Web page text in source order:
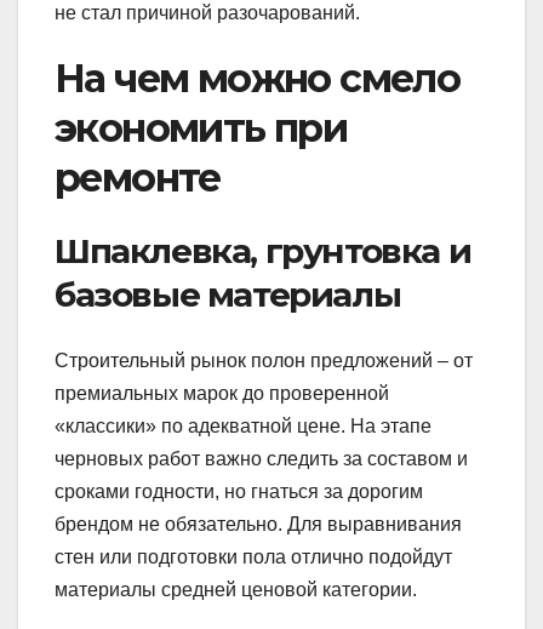
не стал причиной разочарований.
На чем можно смело
экономить при
ремонте
Шпаклевка, грунтовка и
базовые материалы
Строительный рынок полон предложений – от
премиальных марок до проверенной
«классики» по адекватной цене. На этапе
черновых работ важно следить за составом и
сроками годности, но гнаться за дорогим
брендом не обязательно. Для выравнивания
стен или подготовки пола отлично подойдут
материалы средней ценовой категории.